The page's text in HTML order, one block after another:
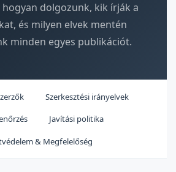
dolgozunk, kik írják a
és milyen elvek mentén
minden egyes publikációt.
Szerkesztési irányelvek
Javítási politika
& Megfelelőség